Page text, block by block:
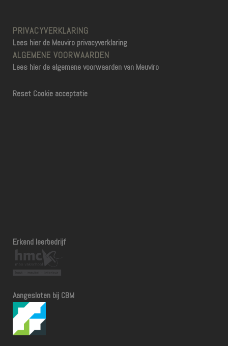
PRIVACYVERKLARING
Lees hier de Meuviro privacyverklaring
ALGEMENE VOORWAARDEN
Lees hier de algemene voorwaarden van Meuviro
Reset Cookie acceptatie
Erkend leerbedrijf
Aangesloten bij CBM